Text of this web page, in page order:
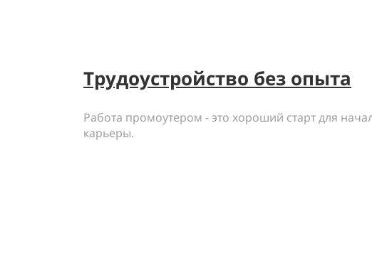
Трудоустройство без опыта
Работа промоутером - это хороший старт для
карьеры.